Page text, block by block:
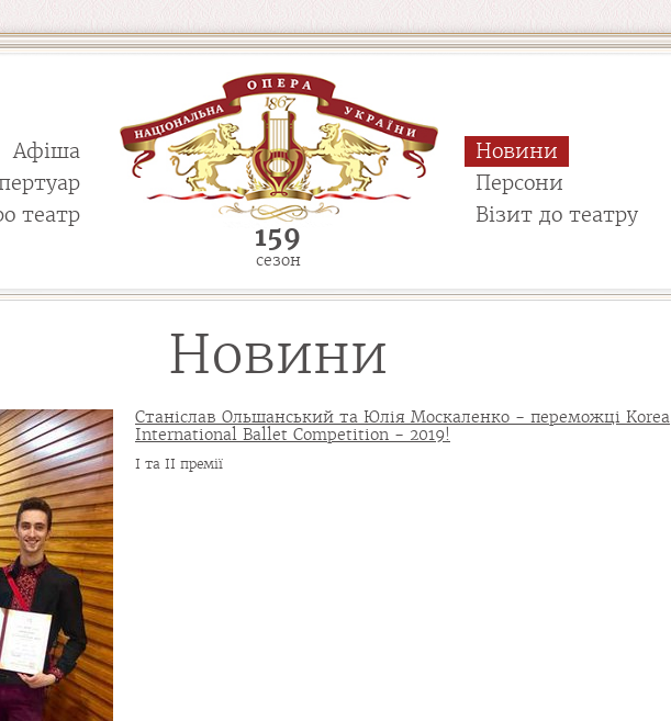
Афіша
театр
Новини
Персони
Візит до театру
159
сезон
Новини
Станіслав Ольшанський та Юлія Москаленко - переможці Korea
International Ballet Competition - 2019!
І та ІІ премії